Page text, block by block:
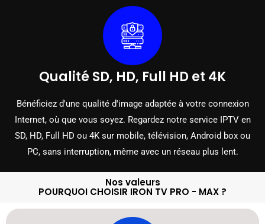
Qualité SD, HD, Full HD et 4K
Bénéficiez d'une qualité d'image adaptée à votre connexion
Internet, où que vous soyez. Regardez notre service IPTV en
SD, HD, Full HD ou 4K sur mobile, télévision, Android box ou
PC, sans interruption, même avec un réseau plus lent.
Nos valeurs
POURQUOI CHOISIR IRON TV PRO - MAX ?